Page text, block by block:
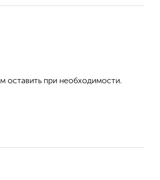
оставить при необходимости.